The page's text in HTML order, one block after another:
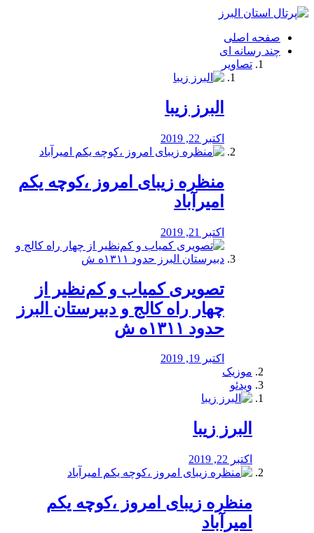
فصد
شرق
تهران
خشکشویی
صفحه اصلی
چند رسانه ای
تصاویر
البرز زیبا
اکتبر 22, 2019
منظره‌‌ زیبای امروز ،کوچه یکم
امیرآباد
اکتبر 21, 2019
️تصویری کمیاب و کم‌نظیر از
چهار راه كالج و دبيرستان البرز
حدود ۱۳۱۱ه ش
اکتبر 19, 2019
موزیک
ویدئو
البرز زیبا
اکتبر 22, 2019
منظره‌‌ زیبای امروز ،کوچه یکم
امیرآباد